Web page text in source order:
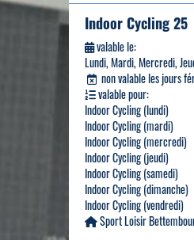
Indoor Cycling 25
valable le:
Lundi, Mardi, Mercredi,
non valable les jours
valable pour:
Indoor Cycling (lundi)
Indoor Cycling (mardi)
Indoor Cycling (mercredi)
Indoor Cycling (jeudi)
Indoor Cycling (samedi)
Indoor Cycling (dimanche)
Indoor Cycling (vendredi)
Sport Loisir